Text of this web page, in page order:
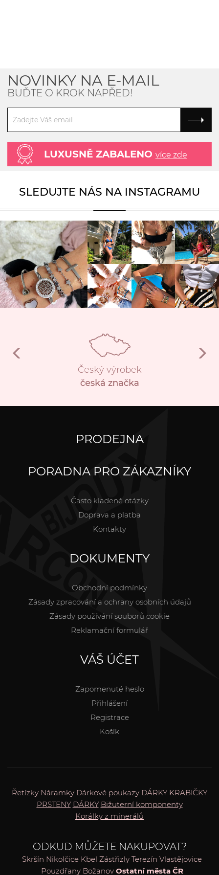
NOVINKY NA E-MAIL
BUĎTE O KROK NAPŘED!
LUXUSNĚ ZABALENO více zde
SLEDUJTE NÁS NA INSTAGRAMU
Český výrobek
česká značka
PRODEJNA
PORADNA PRO ZÁKAZNÍKY
Často kladené otázky
Doprava a platba
Kontakty
DOKUMENTY
Obchodní podmínky
Zásady zpracování a ochrany osobních údajů
Zásady používání souborů cookie
Reklamační formulář
VÁŠ ÚČET
Zapomenuté heslo
Přihlášení
Registrace
Košík
Řetízky Náramky Dárkové poukazy DÁRKY KRABIČKY
PRSTENY DÁRKY Bižuterní komponenty
Korálky z minerálů
ODKUD MŮŽETE NAKUPOVAT?
Skršín Nikolčice Kbel Zástřizly Terezín Vlastějovice
Pouzdřany Božanov Ostatní města ČR